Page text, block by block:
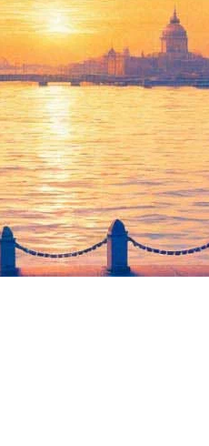
группа,
жанр "встречные
циркового